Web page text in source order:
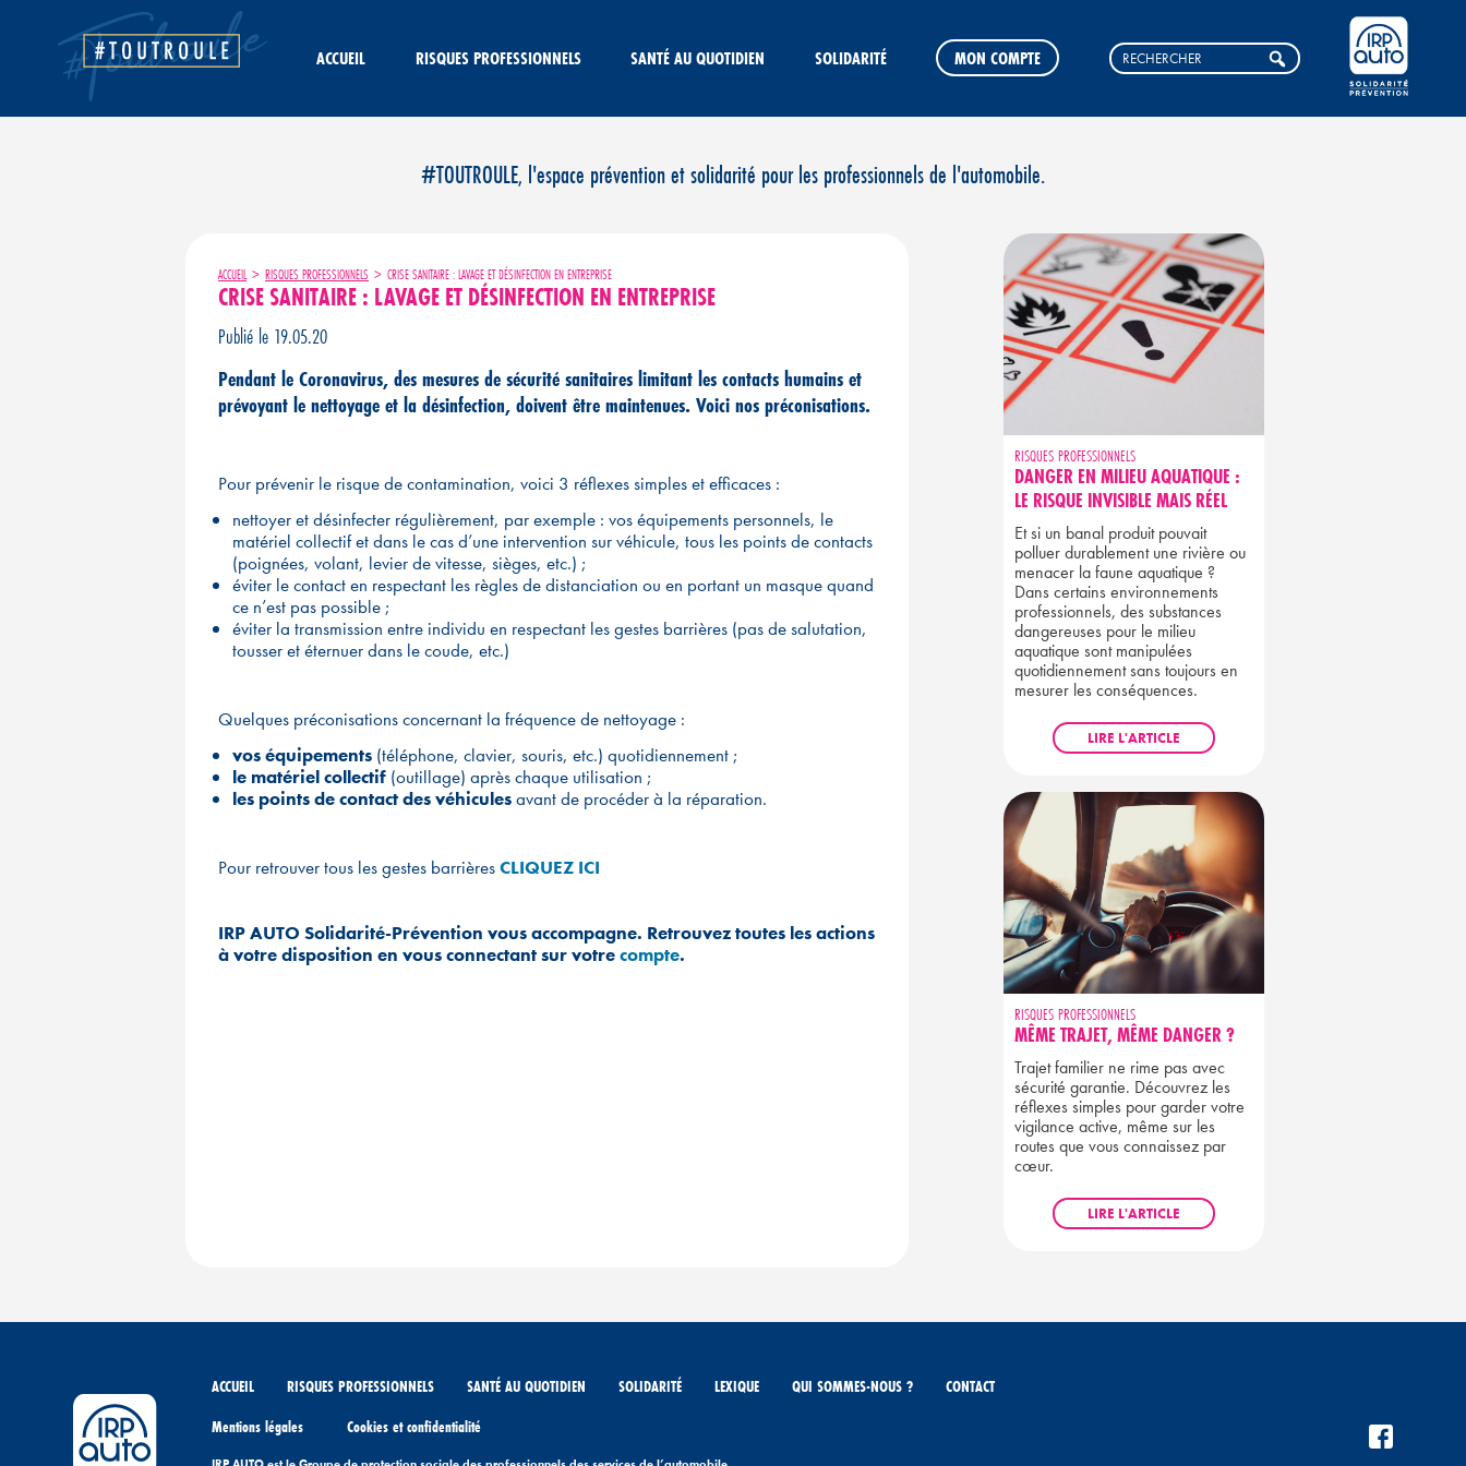
ACCUEIL RISQUES PROFESSIONNELS SANTÉ AU QUOTIDIEN SOLIDARITÉ MON COMPTE
#TOUTROULE, l'espace prévention et solidarité pour les professionnels de l'automobile.
ACCUEIL > RISQUES PROFESSIONNELS > CRISE SANITAIRE : LAVAGE ET DÉSINFECTION EN ENTREPRISE
CRISE SANITAIRE : LAVAGE ET DÉSINFECTION EN ENTREPRISE
Publié le 19.05.20
Pendant le Coronavirus, des mesures de sécurité sanitaires limitant les contacts humains et
prévoyant le nettoyage et la désinfection, doivent être maintenues. Voici nos préconisations.
Pour prévenir le risque de contamination, voici 3 réflexes simples et efficaces :
nettoyer et désinfecter régulièrement, par exemple : vos équipements personnels, le
matériel collectif et dans le cas d’une intervention sur véhicule, tous les points de contacts
(poignées, volant, levier de vitesse, sièges, etc.) ;
éviter le contact en respectant les règles de distanciation ou en portant un masque quand
ce n’est pas possible ;
éviter la transmission entre individu en respectant les gestes barrières (pas de salutation,
tousser et éternuer dans le coude, etc.)
Quelques préconisations concernant la fréquence de nettoyage :
vos équipements (téléphone, clavier, souris, etc.) quotidiennement ;
le matériel collectif (outillage) après chaque utilisation ;
les points de contact des véhiculesavant de procéder à la réparation.
Pour retrouver tous les gestes barrièresCLIQUEZ ICI
IRP AUTO Solidarité-Prévention vous accompagne. Retrouvez toutes les actions
à votre disposition en vous connectant sur votrecompte.
RISQUES PROFESSIONNELS
DANGER EN MILIEU AQUATIQUE :
LE RISQUE INVISIBLE MAIS RÉEL
Et si un banal produit pouvait
polluer durablement une rivière ou
menacer la faune aquatique ?
Dans certains environnements
professionnels, des substances
dangereuses pour le milieu
aquatique sont manipulées
quotidiennement sans toujours en
mesurer les conséquences.
LIRE L'ARTICLE
RISQUES PROFESSIONNELS
MÊME TRAJET, MÊME DANGER ?
Trajet familier ne rime pas avec
sécurité garantie. Découvrez les
réflexes simples pour garder votre
vigilance active, même sur les
routes que vous connaissez par
cœur.
LIRE L'ARTICLE
ACCUEIL RISQUES PROFESSIONNELS SANTÉ AU QUOTIDIEN SOLIDARITÉ LEXIQUE QUI SOMMES-NOUS ?
CONTACT
Mentions légales
Cookies et confidentialité